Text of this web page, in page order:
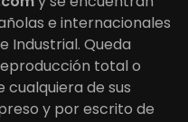
e internacionales
Industrial. Queda
total o
cualquiera de sus
y por escrito de